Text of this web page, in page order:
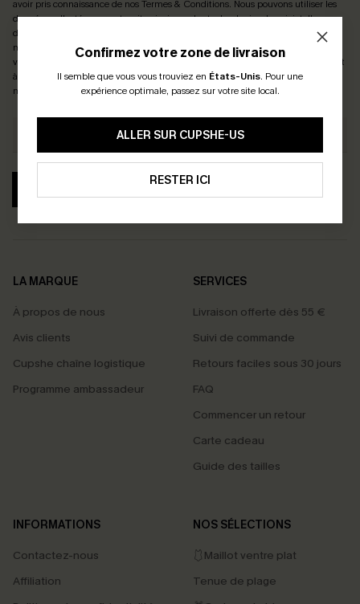
Confirmez votre zone de livraison
Il semble que vous vous trouviez en États-Unis. Pour une
expérience optimale, passez sur votre site local.
ALLER SUR CUPSHE-US
RESTER ICI
avoir pris connaissance de nosTermes & Conditions. Nous pouvons utiliser les
données collectées sur notre site ainsi que des technologies de suivi, telles que
des pixels intégrés à nos e-mails, afin de savoir si ceux-ci ont été ouverts, de
mesurer votre engagement, de personnaliser nos contenus et nos offres, et de
vous recommander des produits susceptibles de vous intéresser, conformément
à notre
Politique de confidentialité. Vous pouvez vous désabonner à tout
moment.
LA MARQUE
À propos de nous
Avis clients
Cupshe chaîne logistique
Programme ambassadeur
SERVICES
Livraison offerte dès 55 €
Suivi de commande
Retours faciles sous 30 jours
FAQ
Commencer un retour
Carte cadeau
Guide des tailles
INFORMATIONS
Contactez-nous
Affiliation
NOS SÉLECTIONS
🩱Maillot ventre plat
Tenue de plage